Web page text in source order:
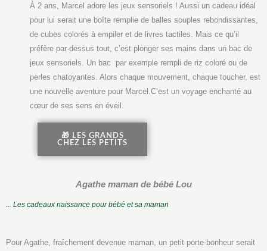
k
À 2 ans, Marcel adore les jeux sensoriels ! Aussi un cadeau idéal
pour lui serait une boîte remplie de balles souples rebondissantes,
de cubes colorés à empiler et de livres tactiles. Mais ce qu’il
préfère par-dessus tout, c’est plonger ses mains dans un bac de
jeux sensoriels. Un bac par exemple rempli de riz coloré ou de
perles chatoyantes. Alors chaque mouvement, chaque toucher, est
une nouvelle aventure pour Marcel.C’est un voyage enchanté au
cœur de ses sens en éveil.
🎁 LES GRANDS
CHEZ LES PETITS
Agathe maman de bébé Lou
... Les cadeaux naissance pour bébé et sa maman
Pour Agathe, fraîchement devenue maman, un petit porte-bonheur serait